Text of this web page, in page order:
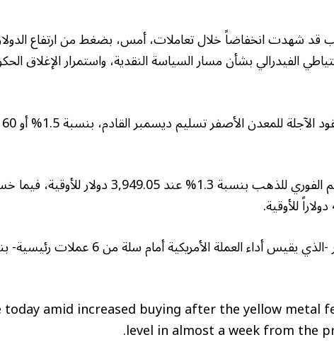
قد شهدت انخفاضاً خلال تعاملات، أمس، بضغط من ارتفاع
الفيدرالي بشأن مسار السياسة النقدية، واستمرار الإغلاق
وتراجع سعر التسليم الفوري للذهب بنسبة 1.3% عند
today amid increased buying after the yellow metal
level in almost a week from the